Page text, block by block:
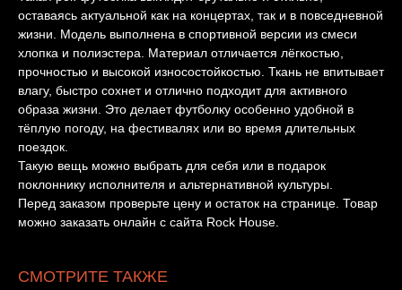
оставаясь актуальной как на концертах, так и в повседневной
жизни. Модель выполнена в спортивной версии из смеси
хлопка и полиэстера. Материал отличается лёгкостью,
прочностью и высокой износостойкостью. Ткань не впитывает
влагу, быстро сохнет и отлично подходит для активного
образа жизни. Это делает футболку особенно удобной в
тёплую погоду, на фестивалях или во время длительных
поездок.
Такую вещь можно выбрать для себя или в подарок
поклоннику исполнителя и альтернативной культуры.
Перед заказом проверьте цену и остаток на странице. Товар
можно заказать онлайн с сайта Rock House.
СМОТРИТЕ ТАКЖЕ